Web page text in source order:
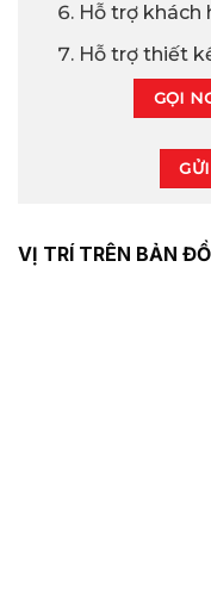
Hỗ trợ khách
Hỗ trợ thiết
GỌI
VỊ TRÍ TRÊN BẢN ĐỒ